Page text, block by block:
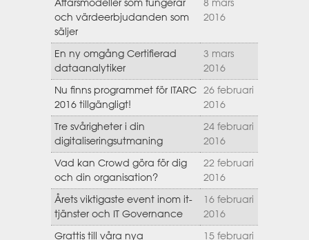
Affärsmodeller som fungerar
och värdeerbjudanden som
säljer
8 mars
2016
En ny omgång Certifierad
dataanalytiker
3 mars
2016
Nu finns programmet för ITARC
2016 tillgängligt!
26 februari
2016
Tre svårigheter i din
digitaliseringsutmaning
24 februari
2016
Vad kan Crowd göra för dig
och din organisation?
22 februari
2016
Årets viktigaste event inom it-
tjänster och IT Governance
16 februari
2016
Grattis till våra nya
15 februari